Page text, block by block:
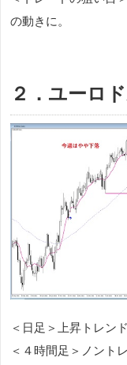
の動きに。
２．ユーロ
＜日足＞上昇トレ
＜４時間足＞ノント